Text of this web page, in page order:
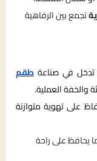
تجمع بين الرفاهية
تدخل في صناعة طقم
والخفة العملية.
على تهوية متوازنة
يحافظ على راحة